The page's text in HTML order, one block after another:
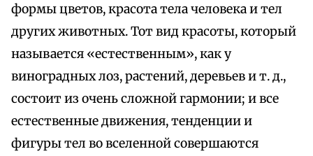
формы цветов, красота тела человека и тел
других животных. Тот вид красоты, который
называется «естественным», как у
виноградных лоз, растений, деревьев и т. д.,
состоит из очень сложной гармонии; и все
естественные движения, тенденции и
фигуры тел во вселенной совершаются